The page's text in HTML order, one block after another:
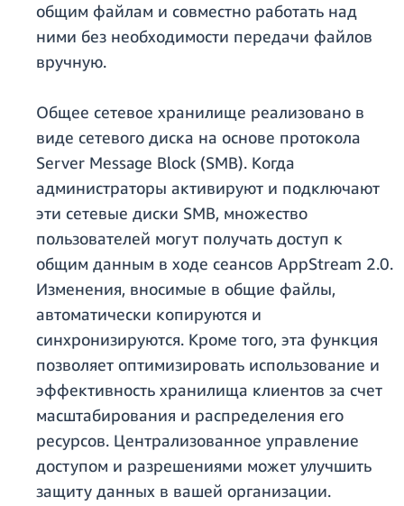
общим файлам и совместно работать над
ними без необходимости передачи файлов
вручную.
Общее сетевое хранилище реализовано в
виде сетевого диска на основе протокола
Server Message Block (SMB). Когда
администраторы активируют и подключают
эти сетевые диски SMB, множество
пользователей могут получать доступ к
общим данным в ходе сеансов AppStream 2.0.
Изменения, вносимые в общие файлы,
автоматически копируются и
синхронизируются. Кроме того, эта функция
позволяет оптимизировать использование и
эффективность хранилища клиентов за счет
масштабирования и распределения его
ресурсов. Централизованное управление
доступом и разрешениями может улучшить
защиту данных в вашей организации.